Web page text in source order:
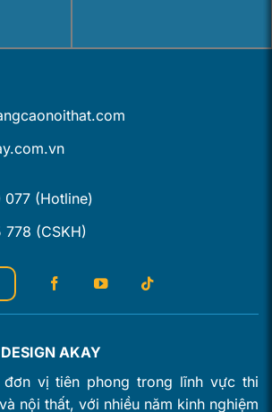
077 (Hotline)
778 (CSKH)
AKAY
đơn vị tiên phong trong lĩnh vực thi
nội thất, với nhiều năm kinh nghiệm